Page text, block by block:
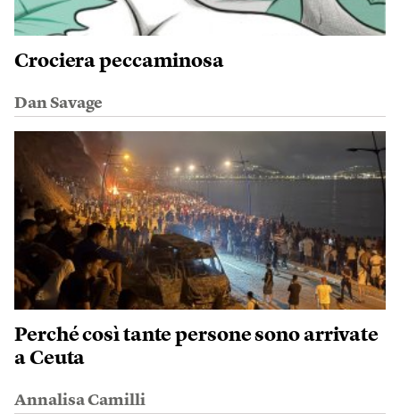
Crociera peccaminosa
Dan Savage
Perché così tante persone sono arrivate
a Ceuta
Annalisa Camilli